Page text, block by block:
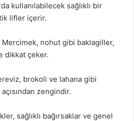
kullanılabilecek sağlıklı bir
lifler içerir.
nohut gibi baklagiller,
dikkat çeker.
brokoli ve lahana gibi
zengindir.
sağlıklı bağırsaklar ve genel